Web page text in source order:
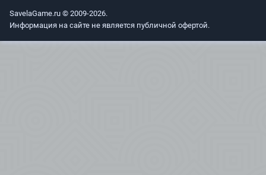
SavelaGame.ru © 2009-2026.
Информация на сайте не является публичной офертой.